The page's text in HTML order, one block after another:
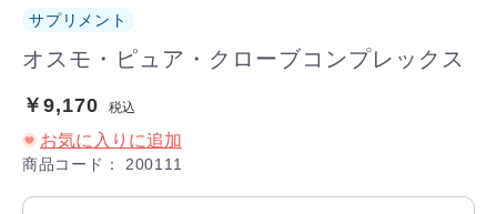
サプリメント
オスモ・ピュア・クローブコンプレックス
￥9,170 税込
お気に入りに追加
商品コード： 200111